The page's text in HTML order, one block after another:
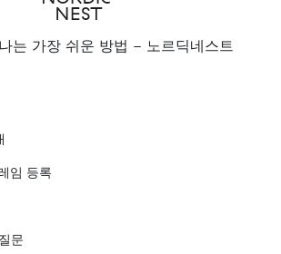
는 가장 쉬운 방법 - 노르딕네스트
임 등록
문